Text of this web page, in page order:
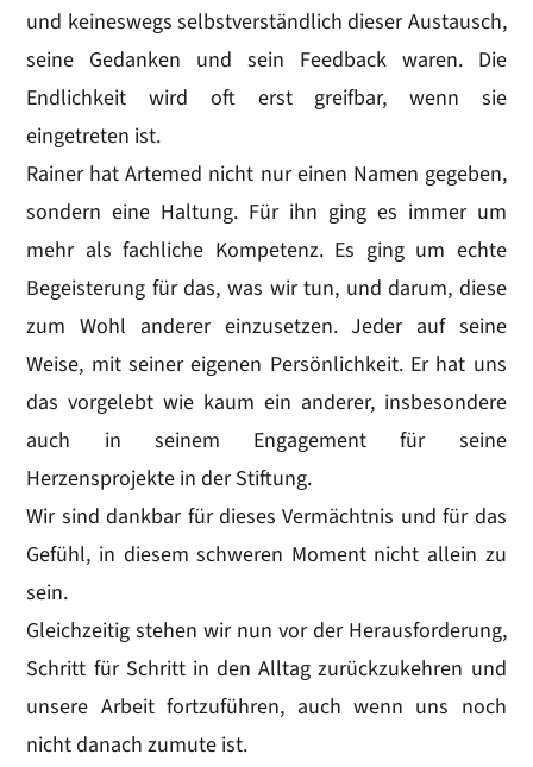
und keineswegs selbstverständlich dieser Austausch,
seine Gedanken und sein Feedback waren. Die
Endlichkeit wird oft erst greifbar, wenn sie
eingetreten ist.
Rainer hat Artemed nicht nur einen Namen gegeben,
sondern eine Haltung. Für ihn ging es immer um
mehr als fachliche Kompetenz. Es ging um echte
Begeisterung für das, was wir tun, und darum, diese
zum Wohl anderer einzusetzen. Jeder auf seine
Weise, mit seiner eigenen Persönlichkeit. Er hat uns
das vorgelebt wie kaum ein anderer, insbesondere
auch in seinem Engagement für seine
Herzensprojekte in der Stiftung.
Wir sind dankbar für dieses Vermächtnis und für das
Gefühl, in diesem schweren Moment nicht allein zu
sein.
Gleichzeitig stehen wir nun vor der Herausforderung,
Schritt für Schritt in den Alltag zurückzukehren und
unsere Arbeit fortzuführen, auch wenn uns noch
nicht danach zumute ist.